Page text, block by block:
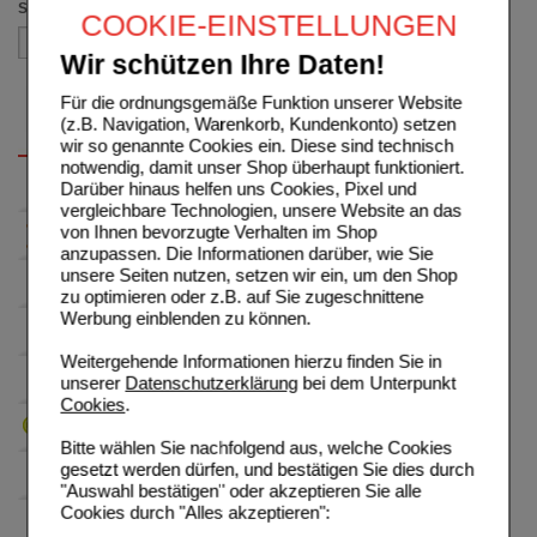
COOKIE-EINSTELLUNGEN
Wir schützen Ihre Daten!
Für die ordnungsgemäße Funktion unserer Website
(z.B. Navigation, Warenkorb, Kundenkonto) setzen
wir so genannte Cookies ein. Diese sind technisch
notwendig, damit unser Shop überhaupt funktioniert.
Darüber hinaus helfen uns Cookies, Pixel und
vergleichbare Technologien, unsere Website an das
von Ihnen bevorzugte Verhalten im Shop
anzupassen. Die Informationen darüber, wie Sie
unsere Seiten nutzen, setzen wir ein, um den Shop
zu optimieren oder z.B. auf Sie zugeschnittene
Werbung einblenden zu können.
Weitergehende Informationen hierzu finden Sie in
unserer Datenschutzerklärungbei dem Unterpunkt
Cookies.
Bitte wählen Sie nachfolgend aus, welche Cookies
gesetzt werden dürfen, und bestätigen Sie dies durch
"Auswahl bestätigen" oder akzeptieren Sie alle
Cookies durch "Alles akzeptieren":
Sortieren nach